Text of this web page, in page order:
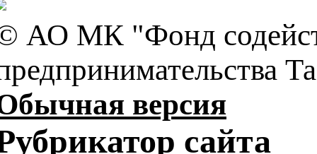
АО МК "Фонд
версия
сайта